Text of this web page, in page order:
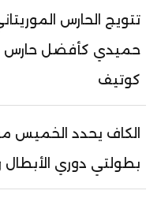
تتويج الحارس
حميدي كأفضل حارس
كوتيف
الكاف يحدد الخميس
بطولتي دوري الأبطال